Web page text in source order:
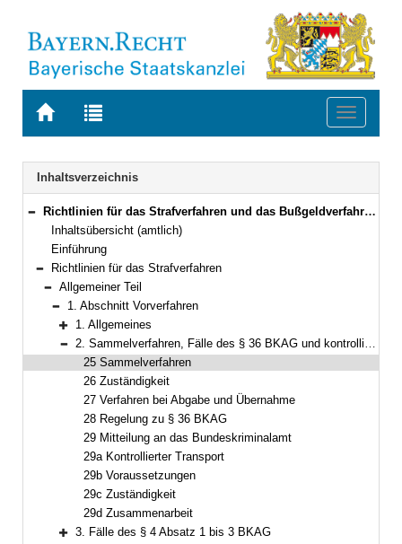
Zur
BAYERN.RECHT
Zur
letzten
Suche
Toggle
Navigation
Inhaltsverzeichnis
Bereich reduzieren
Richtlinien für das Strafverfahren und das Bußgeldverfahren (RiStBV) Neufassung vom 28. März 2023 (BAnz AT 19.06.2023 B1 )
Inhaltsübersicht (amtlich)
Einführung
Bereich reduzieren
Richtlinien für das Strafverfahren
Bereich reduzieren
Allgemeiner Teil
Bereich reduzieren
1. Abschnitt Vorverfahren
Bereich erweitern
1. Allgemeines
Bereich reduzieren
2. Sammelverfahren, Fälle des § 36 BKAG und kontrollierte Transporte
25 Sammelverfahren
26 Zuständigkeit
27 Verfahren bei Abgabe und Übernahme
28 Regelung zu § 36 BKAG
29 Mitteilung an das Bundeskriminalamt
29a Kontrollierter Transport
29b Voraussetzungen
29c Zuständigkeit
29d Zusammenarbeit
3. Fälle des § 4 Absatz 1 bis 3 BKAG